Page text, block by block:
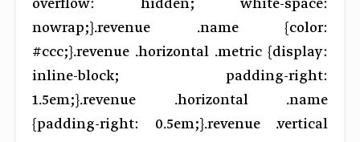
overflow: hidden; white-space:
nowrap;}.revenue .name {color:
#ccc;}.revenue .horizontal .metric {display:
inline-block; padding-right:
1.5em;}.revenue .horizontal .name
{padding-right: 0.5em;}.revenue .vertical